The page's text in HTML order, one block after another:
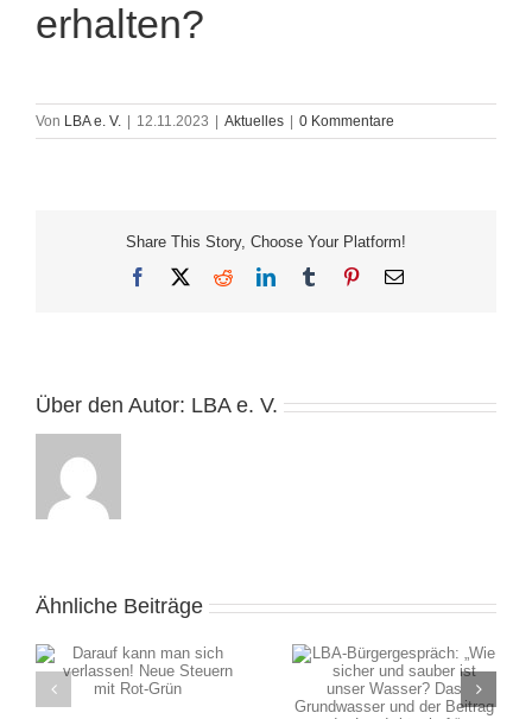
erhalten?
Von LBA e. V. 12.11.2023 Aktuelles 0 Kommentare
Share This Story, Choose Your Platform!
Facebook RedditLinkedInTumblr Pinterest
E-
Über den Autor: LBA e. V.
Ähnliche Beiträge
LBA-Bürgergespräch:
„Wie sicher und sauber